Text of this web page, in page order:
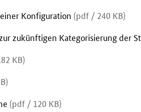
Konfiguration (pdf / 240 KB)
zukünftigen Kategorisierung der
KB)
(pdf / 120 KB)